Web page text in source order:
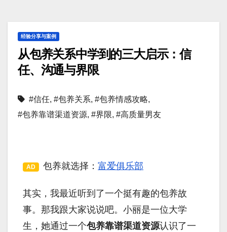
经验分享与案例
从包养关系中学到的三大启示：信
任、沟通与界限
#信任, #包养关系, #包养情感攻略,
#包养靠谱渠道资源, #界限, #高质量男友
AD 包养就选择： 富爱俱乐部
其实，我最近听到了一个挺有趣的包养故
事。那我跟大家说说吧。小丽是一位大学
生，她通过一个包养靠谱渠道资源认识了一